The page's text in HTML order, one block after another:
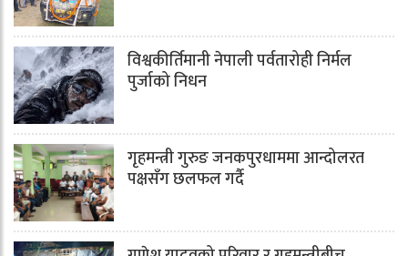
विश्वकीर्तिमानी नेपाली पर्वतारोही निर्मल
पुर्जाको निधन
गृहमन्त्री गुरुङ जनकपुरधाममा आन्दोलरत
पक्षसँग छलफल गर्दै